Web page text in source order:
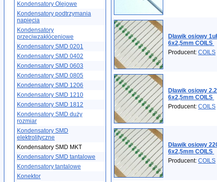
Kondensatory Olejowe
Kondensatory podtrzymania
napięcia
Kondensatory
przeciwzakłóceniowe
Kondensatory SMD 0201
Kondensatory SMD 0402
Kondensatory SMD 0603
Kondensatory SMD 0805
Kondensatory SMD 1206
Kondensatory SMD 1210
Kondensatory SMD 1812
Kondensatory SMD duży
rozmiar
Kondensatory SMD
elektrolityczne
Kondensatory SMD MKT
Kondensatory SMD tantalowe
Kondensatory tantalowe
Konektor
Dławik osiowy
6x2,5mm COILS
Producent: COILS
Dławik osiowy
6x2,5mm COILS
Producent: COILS
Dławik osiowy
6x2,5mm COILS
Producent: COILS